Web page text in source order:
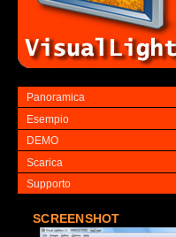
Panoramica
Esempio
DEMO
Scarica
Supporto
SCREENSHOT